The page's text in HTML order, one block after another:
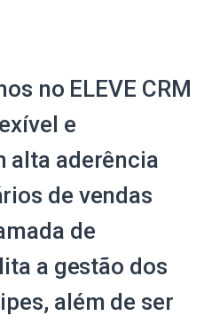
no ELEVE CRM
e
alta aderência
de vendas
de
a gestão dos
além de ser